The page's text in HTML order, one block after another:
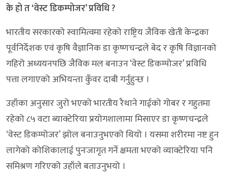
के हो त ‘वेस्ट डिकम्पोजर’ प्रविधि ?
भारतीय सरकारको स्वामित्वमा रहेको राष्ट्रिय जैविक खेती केन्द्रका
पूर्वनिर्देशक एवं कृषि वैज्ञानिक डा कृष्णचन्द्रले बेद र कृषि विज्ञानको
गहिरो अध्ययनपछि जैविक मल बनाउन ‘वेस्ट डिकम्पोजर’ प्रविधि
पत्ता लगाएको अभियन्ता कुँवर दाबी गर्नुहुन्छ ।
उहाँका अनुसार जुरो भएको भारतीय रैथाने गाईको गोबर र गहुतमा
रहेको ८५ वटा ब्याक्टेरिया प्रयोगशालामा मिसाएर डा कृष्णचन्द्रले
‘वेस्ट डिकम्पोजर’ झोल बनाउनुभएको थियो । यसमा शरीरमा नष्ट हुन
लागेको कोशिकालाई पुनःजागृत गर्ने क्षमता भएको व्याक्टेरिया पनि
समिश्रण गरिएको उहाँले बताउनुभयो ।